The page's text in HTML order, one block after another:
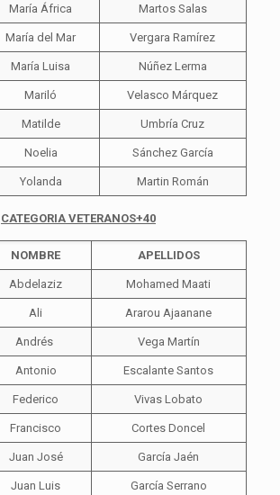
María África Martos Salas
María del Mar Vergara Ramírez
María Luisa Núñez Lerma
Mariló Velasco Márquez
Matilde Umbría Cruz
Noelia Sánchez García
Yolanda Martin Román
CATEGORIA VETERANOS+40
NOMBRE APELLIDOS
Abdelaziz Mohamed Maati
Ali Ararou Ajaanane
Andrés Vega Martín
Antonio Escalante Santos
Federico Vivas Lobato
Francisco Cortes Doncel
Juan José García Jaén
Juan Luis García Serrano